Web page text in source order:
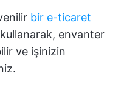
bir e-ticaret
kullanarak, envanter
ve işinizin